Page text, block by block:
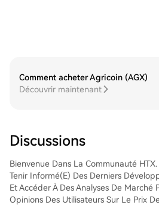
une expérience conviviale aux
comme aux traders chevronnés.
ailleurs via un transfert sur la blockchain
les utiliser pour trader d'autres
marché Spot de HTX. Il vous suffit
d'accéder à votre compte, de
la paire de trading, d'exécuter vos
et de les suivre en temps réel. Nous
une expérience conviviale aux
comme aux traders chevronnés.
Comment acheter Agricoin (AGX)
Découvrir maintenant
Discussions
Bienvenue Dans La Communauté HTX.
Tenir Informé(e) Des Derniers
Et Accéder À Des Analyses De Marché
Opinions Des Utilisateurs Sur Le Prix